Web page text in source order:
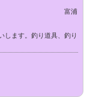
富浦
します。釣り道具、釣り